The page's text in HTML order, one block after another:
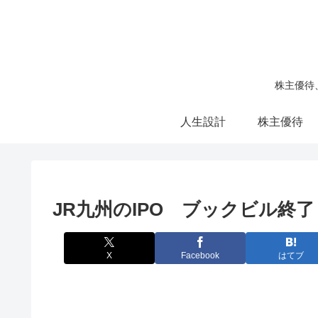
株主優待
人生設計 株主優待
JR九州のIPO ブックビル終
X Facebook はてブ